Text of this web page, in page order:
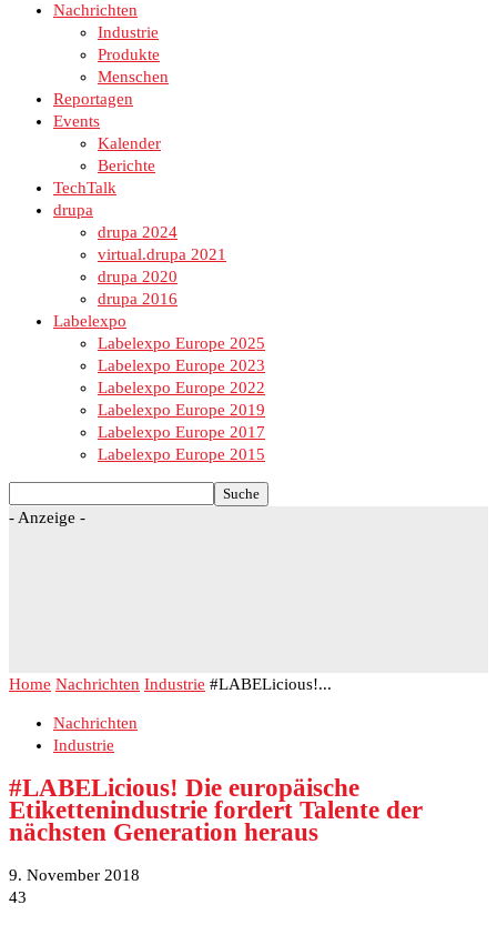
Nachrichten
Industrie
Produkte
Menschen
Reportagen
Events
Kalender
Berichte
TechTalk
drupa
drupa 2024
virtual.drupa 2021
drupa 2020
drupa 2016
Labelexpo
Labelexpo Europe 2025
Labelexpo Europe 2023
Labelexpo Europe 2022
Labelexpo Europe 2019
Labelexpo Europe 2017
Labelexpo Europe 2015
- Anzeige -
Home Nachrichten Industrie #LABELicious!...
Nachrichten
Industrie
#LABELicious! Die europäische
Etikettenindustrie fordert Talente der
nächsten Generation heraus
9. November 2018
43